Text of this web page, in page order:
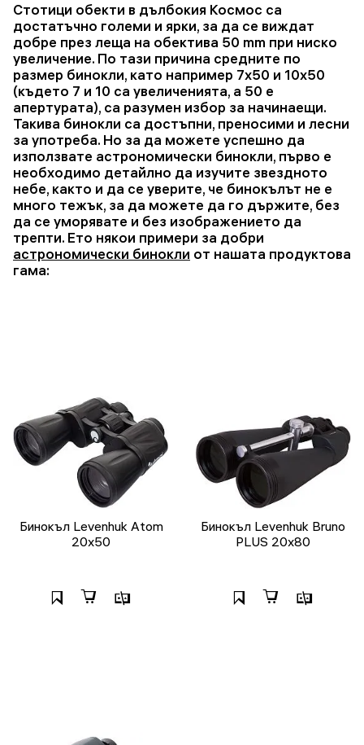
Стотици обекти в дълбокия Космос са
достатъчно големи и ярки, за да се виждат
добре през леща на обектива 50 mm при ниско
увеличение. По тази причина средните по
размер бинокли, като например 7x50 и 10x50
(където 7 и 10 са увеличенията, а 50 е
апертурата), са разумен избор за начинаещи.
Такива бинокли са достъпни, преносими и лесни
за употреба. Но за да можете успешно да
използвате астрономически бинокли, първо е
необходимо детайлно да изучите звездното
небе, както и да се уверите, че бинокълът не е
много тежък, за да можете да го държите, без
да се уморявате и без изображението да
трепти. Ето някои примери за добри
астрономически бинокли от нашата продуктова
гама:
Бинокъл Levenhuk Atom
20x50
Бинокъл Levenhuk Bruno
PLUS 20x80